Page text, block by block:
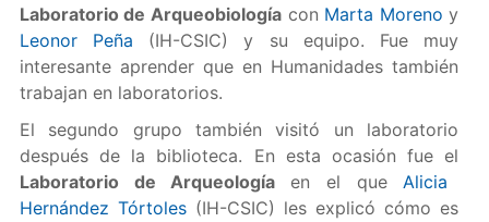
Laboratorio de Arqueobiologíacon Marta Moreno y
Leonor Peña (IH-CSIC) y su equipo. Fue muy
interesante aprender que en Humanidades también
trabajan en laboratorios.
El segundo grupo también visitó un laboratorio
después de la biblioteca. En esta ocasión fue el
Laboratorio de Arqueología en el queAlicia
Hernández Tórtoles(IH-CSIC) les explicó cómo es